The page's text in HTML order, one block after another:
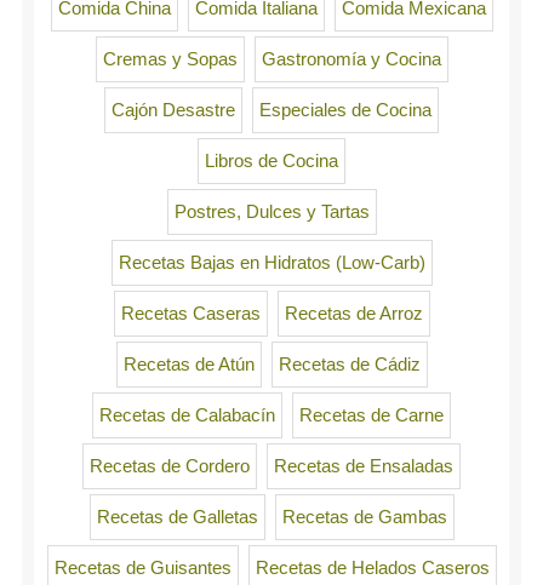
Comida China Comida Italiana Comida Mexicana
Cremas y Sopas Gastronomía y Cocina
Cajón Desastre Especiales de Cocina
Libros de Cocina
Postres, Dulces y Tartas
Recetas Bajas en Hidratos (Low-Carb)
Recetas Caseras Recetas de Arroz
Recetas de Atún Recetas de Cádiz
Recetas de Calabacín Recetas de Carne
Recetas de Cordero Recetas de Ensaladas
Recetas de Galletas Recetas de Gambas
Recetas de Guisantes Recetas de Helados Caseros